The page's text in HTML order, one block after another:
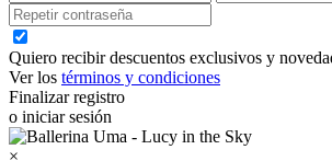
Quiero recibir descuentos exclusivos y
Ver los términos y condiciones
Finalizar registro
o iniciar sesión
×